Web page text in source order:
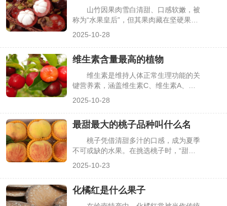
嫩茎，有着明确的植物学归属与生长特
性，了解它不仅能清晰食材来源，也能更
好地认识其食用价值，下面详细解析芋蒙
的植物属性、形态特征及用途。
山竹因果肉雪白清甜、口感软嫩，被
称为“水果皇后”，但其果肉藏在坚硬果壳
山竹时只能凭运气，不知道如何通过外观
判断果肉瓣数，常遇到“果壳大、果肉
少”的情况。其实山竹的果瓣数量可通过
外壳特征轻松判断，掌握简单方法就能精
准挑选，下面详细介绍具体技巧。
2025-10-28
维生素含量最高的植物
维生素是维持人体正常生理功能的关
键营养素，涵盖维生素C、维生素A、维
食用植物高效补充维生素，却困惑“哪种
植物维生素含量最高”。其实不同维生素
对应的高含量植物不同，不存在单一“含
量最高”的植物，需按维生素类别筛选，
下面详细介绍各类维生素含量突出的植
物。
2025-10-28
最甜最大的桃子品种叫什么名
桃子凭借清甜多汁的口感，成为夏季
不可或缺的水果。在挑选桃子时，“甜度
高”和“果个大”是多数人的核心需求，但市
桃，特性差异大，不少人难以判断哪种
是“最甜最大”的品种。其实目前有几个品
种在甜度和果重上表现突出，既能满足对
2025-10-23
化橘红是什么果子